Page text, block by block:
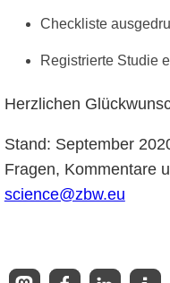
Checkliste
Registrierte Studie
Herzlichen
Stand: September
Fragen, Kommentare
science@zbw.eu